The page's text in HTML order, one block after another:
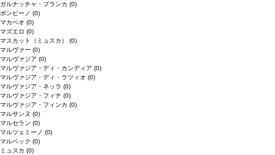
ガルナッチャ・ブランカ (0)
ボンビーノ (0)
マカベオ (0)
マズエロ (0)
マスカット（ミュスカ） (0)
マルヴァー (0)
マルヴァジア (0)
マルヴァジア・ディ・カンディア (0)
マルヴァジア・ディ・ラツィオ (0)
マルヴァジア・ネッラ (0)
マルヴァジア・フィナ (0)
マルヴァジア・フィンカ (0)
マルサンヌ (0)
マルセラン (0)
マルツェミーノ (0)
マルベック (0)
ミュスカ (0)